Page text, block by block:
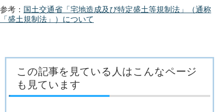
参考： 国土交通省「宅地造成及び特定盛土等規制法」（通称
「盛土規制法」）について
この記事を見ている人はこんなページ
も見ています